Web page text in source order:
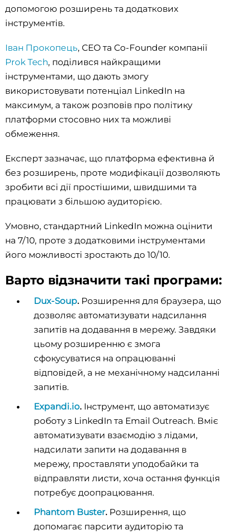
допомогою розширень та додаткових
інструментів.
Іван Прокопець, CEO та Co-Founder компанії
Prok Tech, поділився найкращими
інструментами, що дають змогу
використовувати потенціал LinkedIn на
максимум, а також розповів про політику
платформи стосовно них та можливі
обмеження.
Експерт зазначає, що платформа ефективна й
без розширень, проте модифікації дозволяють
зробити всі дії простішими, швидшими та
працювати з більшою аудиторією.
Умовно, стандартний LinkedIn можна оцінити
на 7/10, проте з додатковими інструментами
його можливості зростають до 10/10.
Варто відзначити такі програми:
Dux-Soup. Розширення для браузера, що
дозволяє автоматизувати надсилання
запитів на додавання в мережу. Завдяки
цьому розширенню є змога
сфокусуватися на опрацюванні
відповідей, а не механічному надсиланні
запитів.
Expandi.io. Інструмент, що автоматизує
роботу з LinkedIn та Email Outreach. Вміє
автоматизувати взаємодію з лідами,
надсилати запити на додавання в
мережу, проставляти уподобайки та
відправляти листи, хоча остання функція
потребує доопрацювання.
Phantom Buster. Розширення, що
допомагає парсити аудиторію та